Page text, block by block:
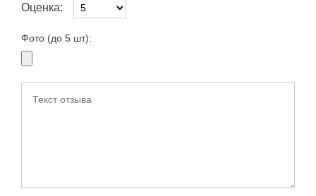
Оценка:
Фото (до 5 шт):